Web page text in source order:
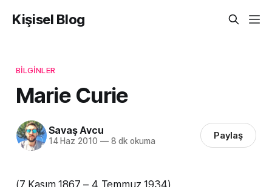
Kişisel Blog
BILGINLER
Marie Curie
Savaş Avcu
14 Haz 2010 —8 dk okuma Paylaş
(7 Kasım 1867 – 4 Temmuz 1934)